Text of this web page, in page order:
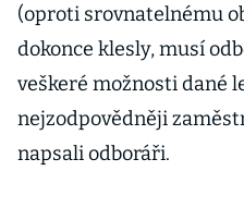
(oproti srovnatelnému
dokonce klesly, musí
veškeré možnosti dané
nejzodpovědněji
napsali odboráři.